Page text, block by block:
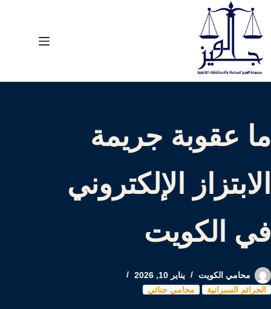
التجاوز
إلى
المحتوى
ما عقوبة جريمة
الابتزاز الإلكتروني
في الكويت
محامي الكويت
يناير 10, 2026
الجرائم السبرانية
محامي جنائي